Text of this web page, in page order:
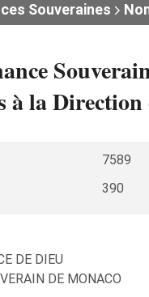
Souveraines
à la Direction
7589
390
DE DIEU
DE MONACO